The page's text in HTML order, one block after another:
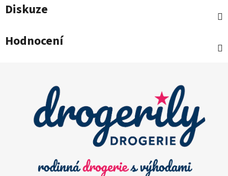
Diskuze
Hodnocení